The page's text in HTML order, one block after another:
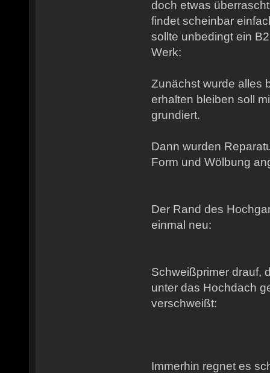
doch etwas
findet scheinbar
sollte unbedingt ein
Werk:
Zunächst wurde alles
erhalten bleiben soll
grundiert.
Dann wurden
Form und Wölbung
Der Rand des
einmal neu:
Schweißprimer drauf,
unter das Hochdach
verschweißt:
Immerhin regnet es